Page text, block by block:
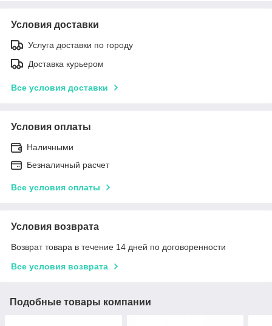
Условия доставки
Услуга доставки по городу
Доставка курьером
Все условия доставки
Условия оплаты
Наличными
Безналичный расчет
Все условия оплаты
Условия возврата
Возврат товара в течение 14 дней по договоренности
Все условия возврата
Подобные товары компании